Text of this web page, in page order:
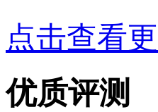
点击查看
优质评测